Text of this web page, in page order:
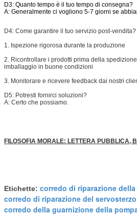
D3: Quanto tempo è il tuo tempo di consegna?
A: Generalmente ci vogliono 5-7 giorni se
D4: Come garantire il tuo servizio post-vendita?
1. Ispezione rigorosa durante la produzione
2. Ricontrollare i prodotti prima della
imballaggio in buone condizioni
3. Monitorare e ricevere feedback dai nostri
D5: Potresti fornirci soluzioni?
A: Certo che possiamo.
FILOSOFIA MORALE: LETTERA PUBBLICA,
Etichette: corredo di riparazione
corredo di riparazione del servosterzo
corredo della guarnizione della